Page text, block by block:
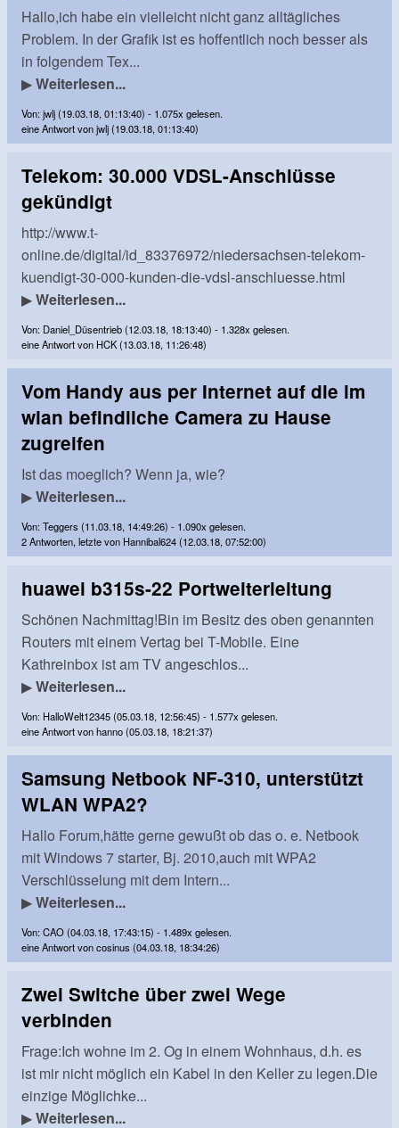
Hallo,ich habe ein vielleicht nicht ganz alltägliches
Problem. In der Grafik ist es hoffentlich noch besser als
in folgendem Tex...
▶Weiterlesen...
Von: jwlj (19.03.18, 01:13:40) - 1.075x gelesen.
eine Antwort von jwlj (19.03.18, 01:13:40)
Telekom: 30.000 VDSL-Anschlüsse
gekündigt
http://www.t-
online.de/digital/id_83376972/niedersachsen-telekom-
kuendigt-30-000-kunden-die-vdsl-anschluesse.html
▶Weiterlesen...
Von: Daniel_Düsentrieb (12.03.18, 18:13:40) - 1.328x gelesen.
eine Antwort von HCK (13.03.18, 11:26:48)
Vom Handy aus per Internet auf die im
wlan befindliche Camera zu Hause
zugreifen
Ist das moeglich? Wenn ja, wie?
▶Weiterlesen...
Von: Teggers (11.03.18, 14:49:26) - 1.090x gelesen.
2 Antworten, letzte von Hannibal624 (12.03.18, 07:52:00)
huawei b315s-22 Portweiterleitung
Schönen Nachmittag!Bin im Besitz des oben genannten
Routers mit einem Vertag bei T-Mobile. Eine
Kathreinbox ist am TV angeschlos...
▶Weiterlesen...
Von: HalloWelt12345 (05.03.18, 12:56:45) - 1.577x gelesen.
eine Antwort von hanno (05.03.18, 18:21:37)
Samsung Netbook NF-310, unterstützt
WLAN WPA2?
Hallo Forum,hätte gerne gewußt ob das o. e. Netbook
mit Windows 7 starter, Bj. 2010,auch mit WPA2
Verschlüsselung mit dem Intern...
▶Weiterlesen...
Von: CAO (04.03.18, 17:43:15) - 1.489x gelesen.
eine Antwort von cosinus (04.03.18, 18:34:26)
Zwei Switche über zwei Wege
verbinden
Frage:Ich wohne im 2. Og in einem Wohnhaus, d.h. es
ist mir nicht möglich ein Kabel in den Keller zu legen.Die
einzige Möglichke...
▶Weiterlesen...